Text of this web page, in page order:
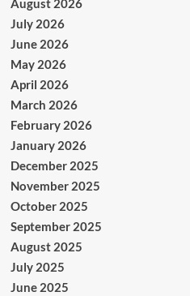
August 2026
July 2026
June 2026
May 2026
April 2026
March 2026
February 2026
January 2026
December 2025
November 2025
October 2025
September 2025
August 2025
July 2025
June 2025